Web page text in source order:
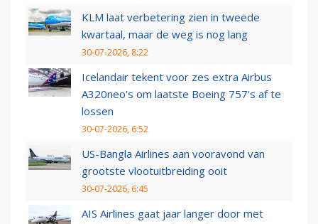
KLM laat verbetering zien in tweede
kwartaal, maar de weg is nog lang
30-07-2026, 8:22
Icelandair tekent voor zes extra Airbus
A320neo's om laatste Boeing 757's af te
lossen
30-07-2026, 6:52
US-Bangla Airlines aan vooravond van
grootste vlootuitbreiding ooit
30-07-2026, 6:45
AIS Airlines gaat jaar langer door met